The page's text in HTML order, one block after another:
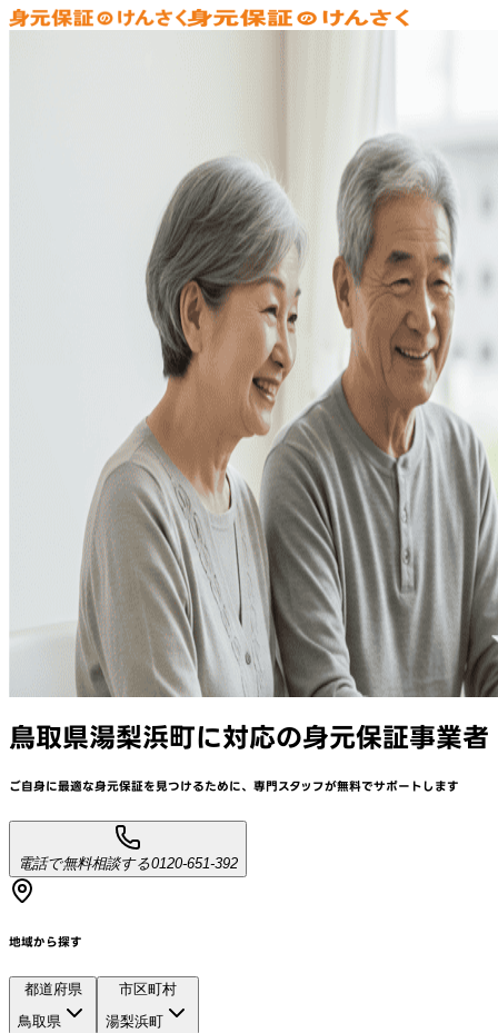
鳥取県湯梨浜町に対応の身元保証事業者
ご自身に最適な身元保証を見つけるために、 専門スタッフが無料でサポートします
電話で無料相談する0120-651-392
地域から探す
都道府県
鳥取県
市区町村
湯梨浜町